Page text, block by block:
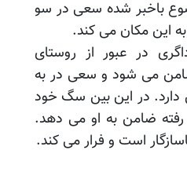
باخبر شده سعی در سو
به این مکان می کند.
در عبور از روستای
می شود و سعی در به
در این بین سگ خود
ضامن به او می دهد.
است و فرار می کند.